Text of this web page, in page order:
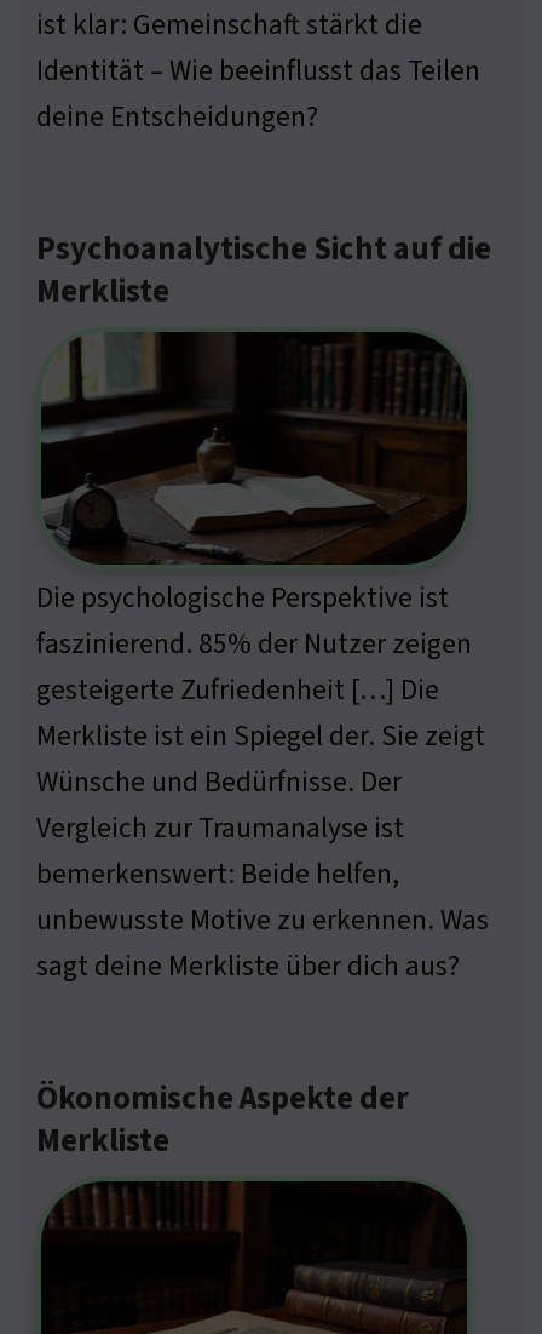
ist klar: Gemeinschaft stärkt die
Identität – Wie beeinflusst das Teilen
deine Entscheidungen?
Psychoanalytische Sicht auf die
Merkliste
Die psychologische Perspektive ist
faszinierend. 85% der Nutzer zeigen
gesteigerte Zufriedenheit […] Die
Merkliste ist ein Spiegel der. Sie zeigt
Wünsche und Bedürfnisse. Der
Vergleich zur Traumanalyse ist
bemerkenswert: Beide helfen,
unbewusste Motive zu erkennen. Was
sagt deine Merkliste über dich aus?
Ökonomische Aspekte der
Merkliste